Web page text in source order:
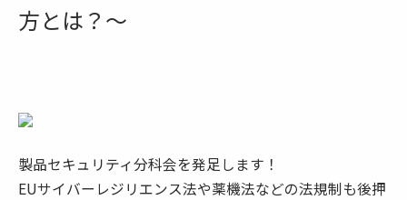
方とは？～
製品セキュリティ分科会を発足します！
EUサイバーレジリエンス法や薬機法などの法規制も後押